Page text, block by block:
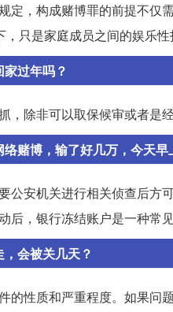
定，构成赌博罪的前提不
只是家庭成员之间的娱乐
过年吗？
，除非可以取保候审或者是
赌博，输了好几万，今天早
公安机关进行相关侦查后方
后，银行冻结账户是一种常见
会被关几天？
的性质和严重程度。如果问